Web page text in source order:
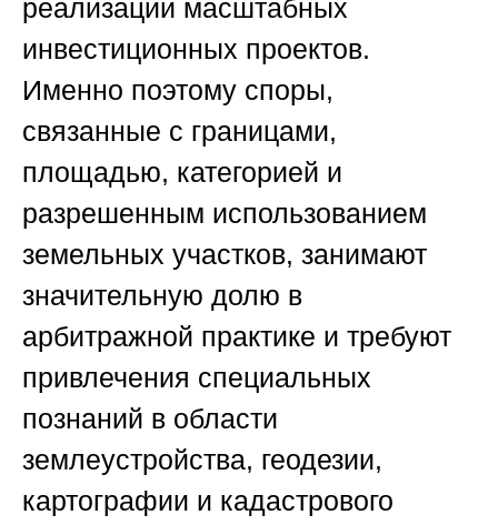
реализации масштабных
инвестиционных проектов.
Именно поэтому споры,
связанные с границами,
площадью, категорией и
разрешенным использованием
земельных участков, занимают
значительную долю в
арбитражной практике и требуют
привлечения специальных
познаний в области
землеустройства, геодезии,
картографии и кадастрового